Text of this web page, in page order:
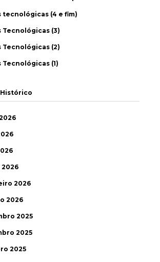
tecnológicas (4 e fim)
Tecnológicas (3)
Tecnológicas (2)
Tecnológicas (1)
2026
2026
2026
2025
2025
2025